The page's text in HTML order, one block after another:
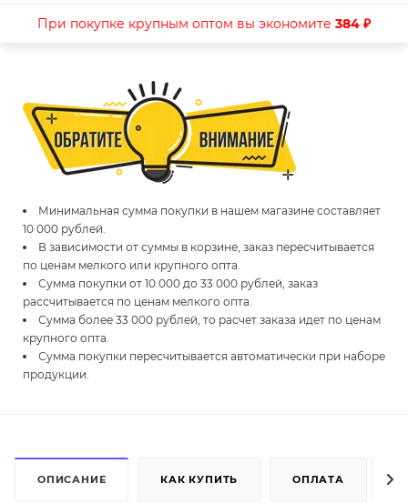
При покупке крупным оптом вы экономите 384 ₽
Минимальная сумма покупки в нашем магазине составляет
10 000 рублей.
В зависимости от суммы в корзине, заказ пересчитывается
по ценам мелкого или крупного опта.
Сумма покупки от 10 000 до 33 000 рублей, заказ
рассчитывается по ценам мелкого опта.
Сумма более 33 000 рублей, то расчет заказа идет по ценам
крупного опта.
Сумма покупки пересчитывается автоматически при наборе
продукции.
ОПИСАНИЕ КАК КУПИТЬ ОПЛАТА